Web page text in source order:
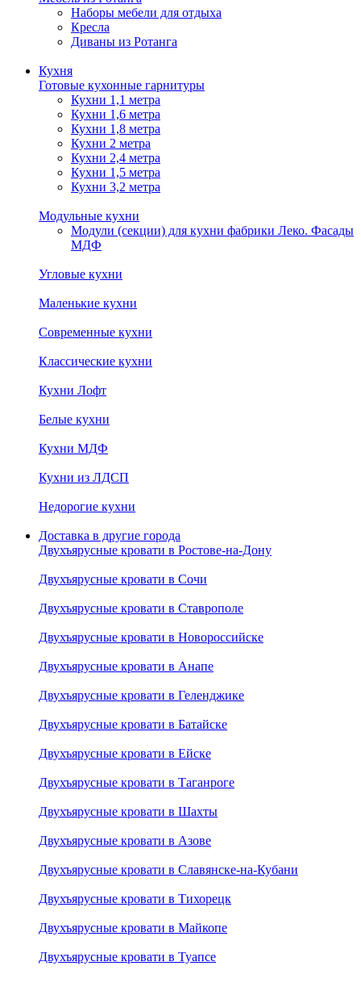
Наборы мебели для отдыха
Кресла
Диваны из Ротанга
Кухня
Готовые кухонные гарнитуры
Кухни 1,1 метра
Кухни 1,6 метра
Кухни 1,8 метра
Кухни 2 метра
Кухни 2,4 метра
Кухни 1,5 метра
Кухни 3,2 метра
Модульные кухни
Модули (секции) для кухни фабрики Леко. Фасады
МДФ
Угловые кухни
Маленькие кухни
Современные кухни
Классические кухни
Кухни Лофт
Белые кухни
Кухни МДФ
Кухни из ЛДСП
Недорогие кухни
Доставка в другие города
Двухъярусные кровати в Ростове-на-Дону
Двухъярусные кровати в Сочи
Двухъярусные кровати в Ставрополе
Двухъярусные кровати в Новороссийске
Двухъярусные кровати в Анапе
Двухъярусные кровати в Геленджике
Двухъярусные кровати в Батайске
Двухъярусные кровати в Ейске
Двухъярусные кровати в Таганроге
Двухъярусные кровати в Шахты
Двухъярусные кровати в Азове
Двухъярусные кровати в Славянске-на-Кубани
Двухъярусные кровати в Тихорецк
Двухъярусные кровати в Майкопе
Двухъярусные кровати в Туапсе